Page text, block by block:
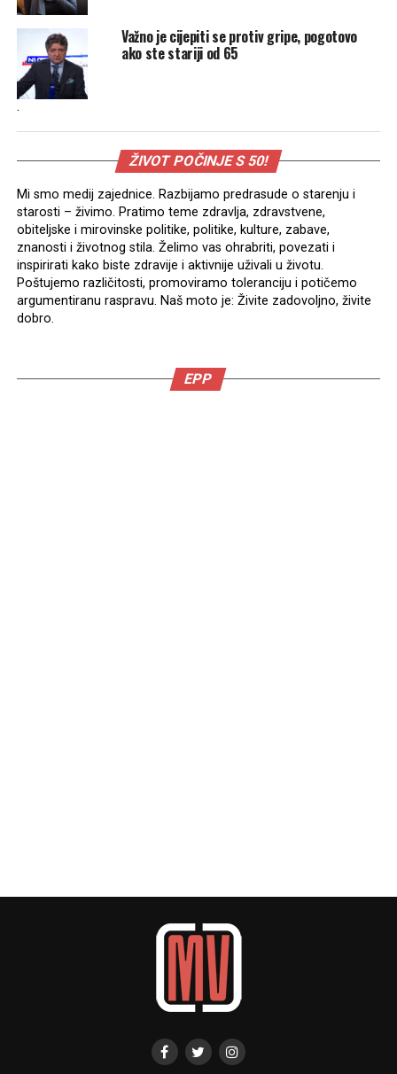
Važno je cijepiti se protiv gripe, pogotovo
ako ste stariji od 65
.
ŽIVOT POČINJE S 50!
Mi smo medij zajednice. Razbijamo predrasude o starenju i
starosti – živimo. Pratimo teme zdravlja, zdravstvene,
obiteljske i mirovinske politike, politike, kulture, zabave,
znanosti i životnog stila. Želimo vas ohrabriti, povezati i
inspirirati kako biste zdravije i aktivnije uživali u životu.
Poštujemo različitosti, promoviramo toleranciju i potičemo
argumentiranu raspravu. Naš moto je: Živite zadovoljno, živite
dobro.
EPP